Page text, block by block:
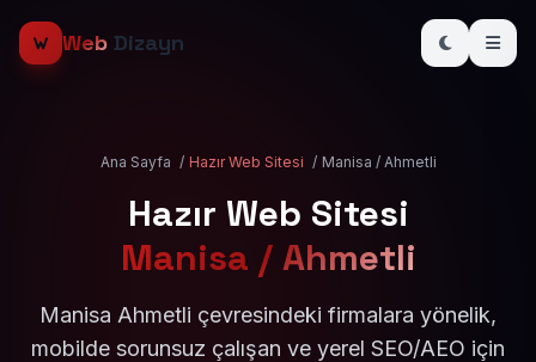
Web Dizayn
Ana Sayfa / Hazır Web Sitesi / Manisa / Ahmetli
Hazır Web Sitesi
Manisa / Ahmetli
Manisa Ahmetli çevresindeki firmalara yönelik,
mobilde sorunsuz çalışan ve yerel SEO/AEO için